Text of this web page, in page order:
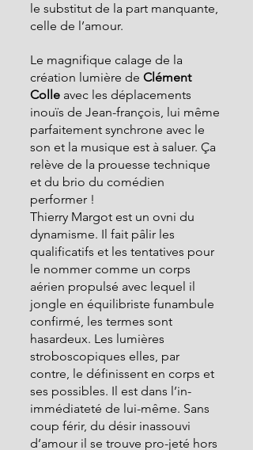
le substitut de la part manquante,
celle de l’amour.
Le magnifique calage de la
création lumière de Clément
Colle avec les déplacements
inouïs de Jean-françois, lui même
parfaitement synchrone avec le
son et la musique est à saluer. Ça
relève de la prouesse technique
et du brio du comédien
performer !
Thierry Margot est un ovni du
dynamisme. Il fait pâlir les
qualificatifs et les tentatives pour
le nommer comme un corps
aérien propulsé avec lequel il
jongle en équilibriste funambule
confirmé, les termes sont
hasardeux. Les lumières
stroboscopiques elles, par
contre, le définissent en corps et
ses possibles. Il est dans l’in-
immédiateté de lui-même. Sans
coup férir, du désir inassouvi
d’amour il se trouve pro-jeté hors